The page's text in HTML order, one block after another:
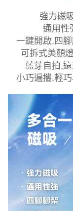
強力磁
通用性
一鍵開啟,四
可拆式美顏
藍芽自拍,
小巧遍攜,輕